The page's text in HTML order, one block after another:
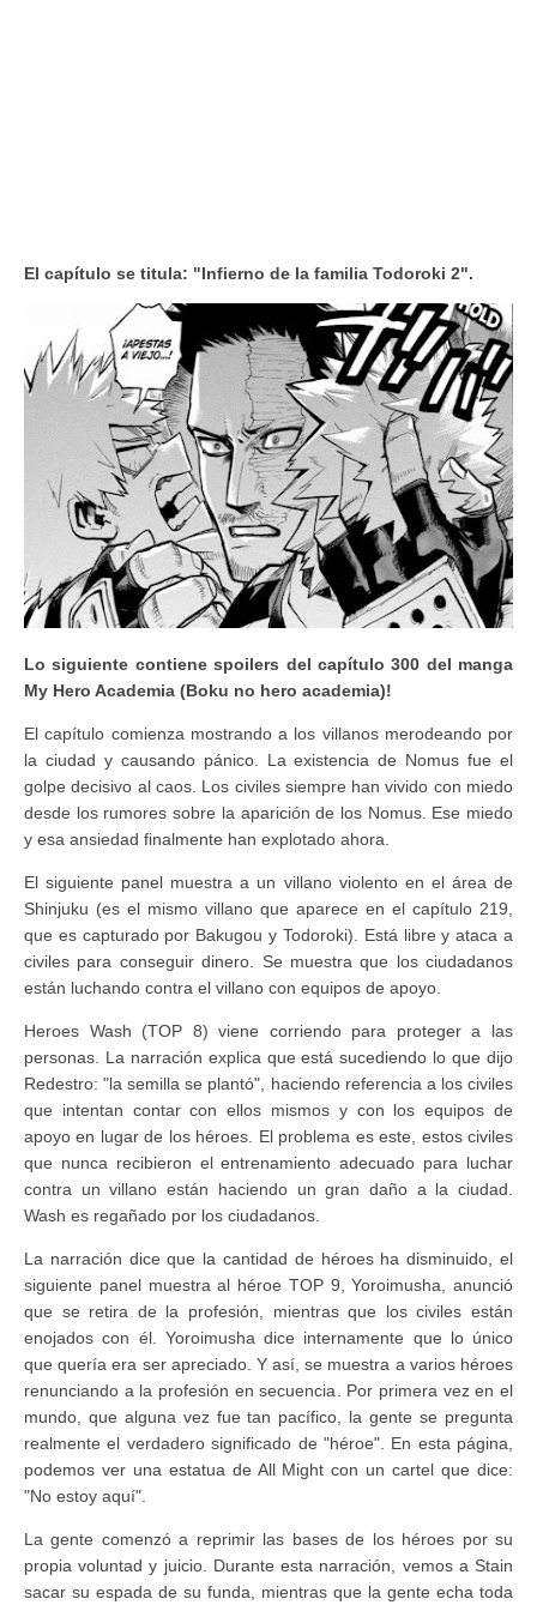
El capítulo se titula: "Infierno de la familia Todoroki 2".
Lo siguiente contiene spoilers del capítulo 300 del manga
My Hero Academia (Boku no hero academia)!
El capítulo comienza mostrando a los villanos merodeando por
la ciudad y causando pánico. La existencia de Nomus fue el
golpe decisivo al caos. Los civiles siempre han vivido con miedo
desde los rumores sobre la aparición de los Nomus. Ese miedo
y esa ansiedad finalmente han explotado ahora.
El siguiente panel muestra a un villano violento en el área de
Shinjuku (es el mismo villano que aparece en el capítulo 219,
que es capturado por Bakugou y Todoroki). Está libre y ataca a
civiles para conseguir dinero. Se muestra que los ciudadanos
están luchando contra el villano con equipos de apoyo.
Heroes Wash (TOP 8) viene corriendo para proteger a las
personas. La narración explica que está sucediendo lo que dijo
Redestro: "la semilla se plantó", haciendo referencia a los civiles
que intentan contar con ellos mismos y con los equipos de
apoyo en lugar de los héroes. El problema es este, estos civiles
que nunca recibieron el entrenamiento adecuado para luchar
contra un villano están haciendo un gran daño a la ciudad.
Wash es regañado por los ciudadanos.
La narración dice que la cantidad de héroes ha disminuido, el
siguiente panel muestra al héroe TOP 9, Yoroimusha, anunció
que se retira de la profesión, mientras que los civiles están
enojados con él. Yoroimusha dice internamente que lo único
que quería era ser apreciado. Y así, se muestra a varios héroes
renunciando a la profesión en secuencia. Por primera vez en el
mundo, que alguna vez fue tan pacífico, la gente se pregunta
realmente el verdadero significado de "héroe". En esta página,
podemos ver una estatua de All Might con un cartel que dice:
"No estoy aquí".
La gente comenzó a reprimir las bases de los héroes por su
propia voluntad y juicio. Durante esta narración, vemos a Stain
sacar su espada de su funda, mientras que la gente echa toda